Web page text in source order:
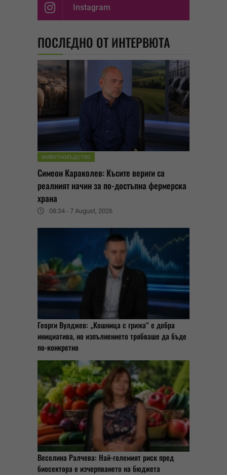
Instagram
ПОСЛЕДНО ОТ ИНТЕРВЮТА
ЖИВОТНОВЪДСТВО
Симеон Караколев: Късите вериги са
реалният начин за по-достъпна фермерска
храна
08:34 - 7 August, 2026
Георги Вулджев: „Кошница с грижа“ е добра
инициатива, но изпълнението трябваше да бъде
по-конкретно
Веселина Ралчева: Най-големият риск пред
биосектора е изчерпването на бюджета